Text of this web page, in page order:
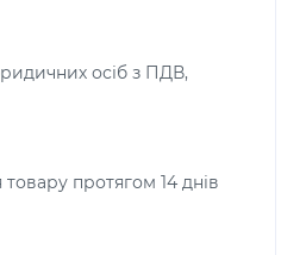
осіб з ПДВ,
протягом 14 днів